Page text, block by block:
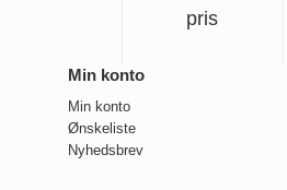
pris
Min konto
Min konto
Ønskeliste
Nyhedsbrev